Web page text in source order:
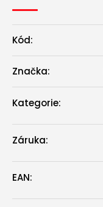
Kód:
Značka:
Kategorie:
Záruka:
EAN: